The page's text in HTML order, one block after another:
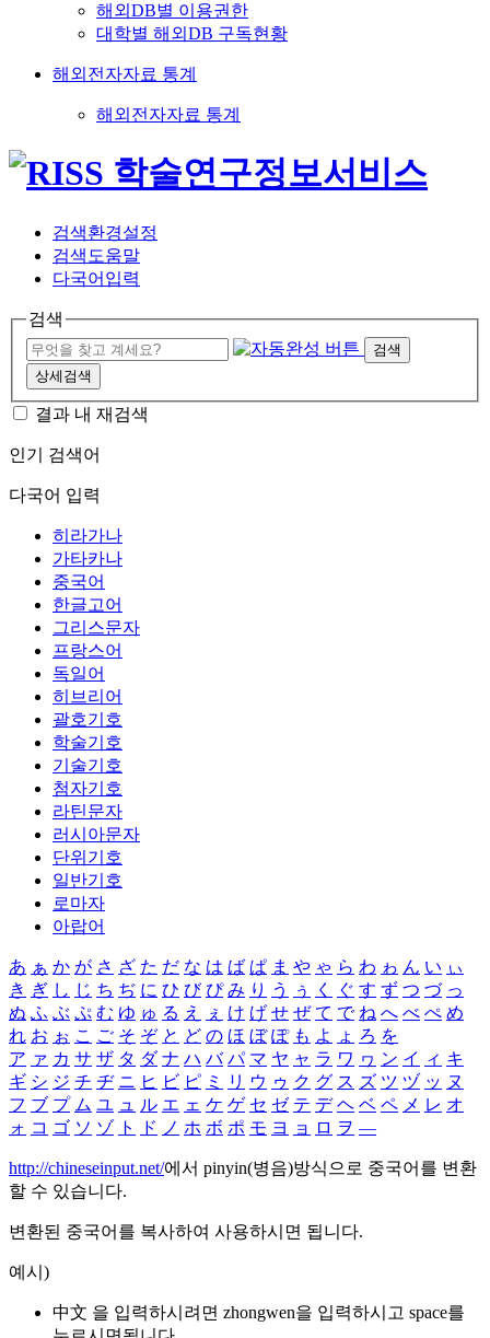
해외DB별 이용권한
대학별 해외DB 구독현황
해외전자자료 통계
해외전자자료 통계
검색환경설정
검색도움말
다국어입력
검색
검색
상세검색
결과 내 재검색
인기 검색어
다국어 입력
히라가나
가타카나
중국어
한글고어
그리스문자
프랑스어
독일어
히브리어
괄호기호
학술기호
기술기호
첨자기호
라틴문자
러시아문자
단위기호
일반기호
로마자
아랍어
あ ぁ か が さ ざ た だ な は ば ぱ ま や ゃ ら わ ゎ ん い ぃ
き ぎ し じ ち ぢ に ひ び ぴ み り う ぅ く ぐ す ず つ づ っ
ぬ ふ ぶ ぷ む ゆ ゅ る え ぇ け げ せ ぜ て で ね へ べ ぺ め
れ お ぉ こ ご そ ぞ と ど の ほ ぼ ぽ も よ ょ ろ を
ア ァ カ サ ザ タ ダ ナ ハ バ パ マ ヤ ャ ラ ワ ヮ ン イ ィ キ
ギ シ ジ チ ヂ ニ ヒ ビ ピ ミ リ ウ ゥ ク グ ス ズ ツ ヅ ッ ヌ
フ ブ プ ム ユ ュ ル エ ェ ケ ゲ セ ゼ テ デ ヘ ベ ペ メ レ オ
ォ コ ゴ ソ ゾ ト ド ノ ホ ボ ポ モ ヨ ョ ロ ヲ ―
http://chineseinput.net/에서 pinyin(병음)방식으로 중국어를 변환
할 수 있습니다.
변환된 중국어를 복사하여 사용하시면 됩니다.
예시)
中文 을 입력하시려면 zhongwen을 입력하시고 space를